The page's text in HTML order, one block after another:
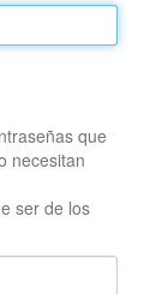
que
necesitan
ser de los